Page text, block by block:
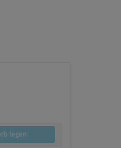
legen